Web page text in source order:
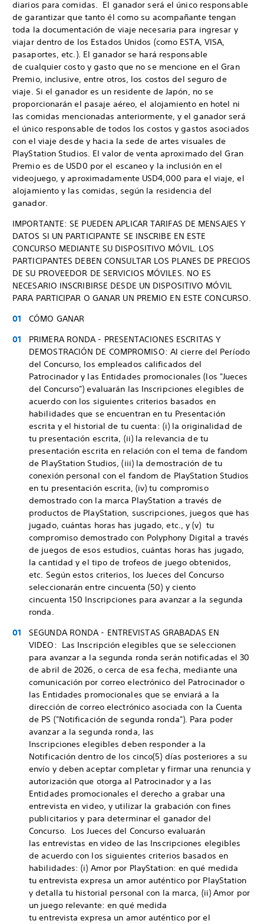
diarios para comidas. El ganador será el único responsable
de garantizar que tanto él como su acompañante tengan
toda la documentación de viaje necesaria para ingresar y
viajar dentro de los Estados Unidos (como ESTA, VISA,
pasaportes, etc.). El ganador se hará responsable
de cualquier costo y gasto que no se mencione en el Gran
Premio, inclusive, entre otros, los costos del seguro de
viaje. Si el ganador es un residente de Japón, no se
proporcionarán el pasaje aéreo, el alojamiento en hotel ni
las comidas mencionadas anteriormente, y el ganador será
el único responsable de todos los costos y gastos asociados
con el viaje desde y hacia la sede de artes visuales de
PlayStation Studios. El valor de venta aproximado del Gran
Premio es de USD0 por el escaneo y la inclusión en el
videojuego, y aproximadamente USD4,000 para el viaje, el
alojamiento y las comidas, según la residencia del
ganador.
IMPORTANTE: SE PUEDEN APLICAR TARIFAS DE MENSAJES Y
DATOS SI UN PARTICIPANTE SE INSCRIBE EN ESTE
CONCURSO MEDIANTE SU DISPOSITIVO MÓVIL. LOS
PARTICIPANTES DEBEN CONSULTAR LOS PLANES DE PRECIOS
DE SU PROVEEDOR DE SERVICIOS MÓVILES. NO ES
NECESARIO INSCRIBIRSE DESDE UN DISPOSITIVO MÓVIL
PARA PARTICIPAR O GANAR UN PREMIO EN ESTE CONCURSO.
CÓMO GANAR
PRIMERA RONDA - PRESENTACIONES ESCRITAS Y
DEMOSTRACIÓN DE COMPROMISO: Al cierre del Período
del Concurso, los empleados calificados del
Patrocinador y las Entidades promocionales (los "Jueces
del Concurso") evaluarán las Inscripciones elegibles de
acuerdo con los siguientes criterios basados en
habilidades que se encuentran en tu Presentación
escrita y el historial de tu cuenta: (i) la originalidad de
tu presentación escrita, (ii) la relevancia de tu
presentación escrita en relación con el tema de fandom
de PlayStation Studios, (iii) la demostración de tu
conexión personal con el fandom de PlayStation Studios
en tu presentación escrita, (iv) tu compromiso
demostrado con la marca PlayStation a través de
productos de PlayStation, suscripciones, juegos que has
jugado, cuántas horas has jugado, etc., y (v) tu
compromiso demostrado con Polyphony Digital a través
de juegos de esos estudios, cuántas horas has jugado,
la cantidad y el tipo de trofeos de juego obtenidos,
etc. Según estos criterios, los Jueces del Concurso
seleccionarán entre cincuenta (50) y ciento
cincuenta 150 Inscripciones para avanzar a la segunda
ronda.
SEGUNDA RONDA - ENTREVISTAS GRABADAS EN
VIDEO: Las Inscripción elegibles que se seleccionen
para avanzar a la segunda ronda serán notificadas el 30
de abril de 2026, o cerca de esa fecha, mediante una
comunicación por correo electrónico del Patrocinador o
las Entidades promocionales que se enviará a la
dirección de correo electrónico asociada con la Cuenta
de PS ("Notificación de segunda ronda"). Para poder
avanzar a la segunda ronda, las
Inscripciones elegibles deben responder a la
Notificación dentro de los cinco(5) días posteriores a su
envío y deben aceptar completar y firmar una renuncia y
autorización que otorga al Patrocinador y a las
Entidades promocionales el derecho a grabar una
entrevista en video, y utilizar la grabación con fines
publicitarios y para determinar el ganador del
Concurso. Los Jueces del Concurso evaluarán
las entrevistas en video de las Inscripciones elegibles
de acuerdo con los siguientes criterios basados en
habilidades: (i) Amor por PlayStation: en qué medida
tu entrevista expresa un amor auténtico por PlayStation
y detalla tu historial personal con la marca, (ii) Amor por
un juego relevante: en qué medida
tu entrevista expresa un amor auténtico por el